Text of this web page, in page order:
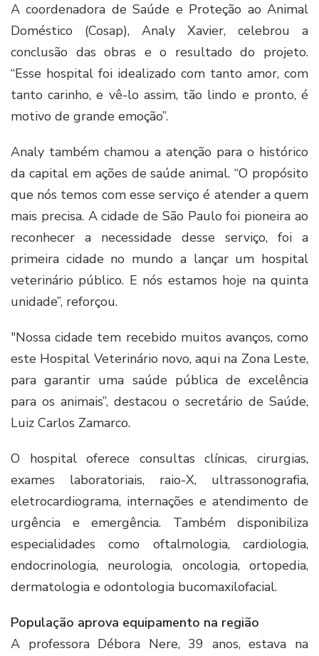
A coordenadora de Saúde e Proteção ao Animal
Doméstico (Cosap), Analy Xavier, celebrou a
conclusão das obras e o resultado do projeto.
“Esse hospital foi idealizado com tanto amor, com
tanto carinho, e vê-lo assim, tão lindo e pronto, é
motivo de grande emoção”.
Analy também chamou a atenção para o histórico
da capital em ações de saúde animal. “O propósito
que nós temos com esse serviço é atender a quem
mais precisa. A cidade de São Paulo foi pioneira ao
reconhecer a necessidade desse serviço, foi a
primeira cidade no mundo a lançar um hospital
veterinário público. E nós estamos hoje na quinta
unidade”, reforçou.
"Nossa cidade tem recebido muitos avanços, como
este Hospital Veterinário novo, aqui na Zona Leste,
para garantir uma saúde pública de excelência
para os animais”, destacou o secretário de Saúde,
Luiz Carlos Zamarco.
O hospital oferece consultas clínicas, cirurgias,
exames laboratoriais, raio-X, ultrassonografia,
eletrocardiograma, internações e atendimento de
urgência e emergência. Também disponibiliza
especialidades como oftalmologia, cardiologia,
endocrinologia, neurologia, oncologia, ortopedia,
dermatologia e odontologia bucomaxilofacial.
População aprova equipamento na região
A professora Débora Nere, 39 anos, estava na